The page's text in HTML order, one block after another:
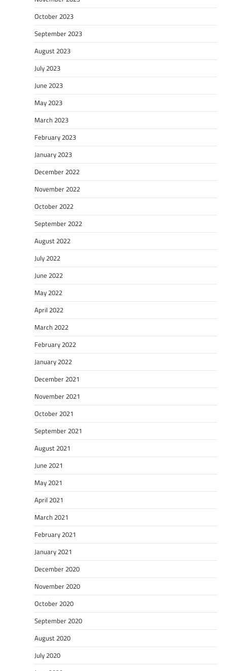
October 2023
September 2023
August 2023
July 2023
June 2023
May 2023
March 2023
February 2023
January 2023
December 2022
November 2022
October 2022
September 2022
August 2022
July 2022
June 2022
May 2022
April 2022
March 2022
February 2022
January 2022
December 2021
November 2021
October 2021
September 2021
August 2021
June 2021
May 2021
April 2021
March 2021
February 2021
January 2021
December 2020
November 2020
October 2020
September 2020
August 2020
July 2020